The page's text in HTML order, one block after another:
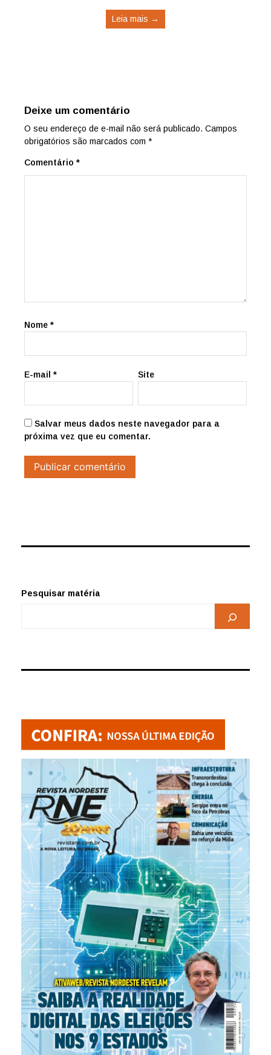
Leia mais →
Deixe um comentário
O seu endereço de e-mail não será publicado. Campos
obrigatórios são marcados com *
Comentário *
Nome *
E-mail * Site
Salvar meus dados neste navegador para a
próxima vez que eu comentar.
Pesquisar matéria